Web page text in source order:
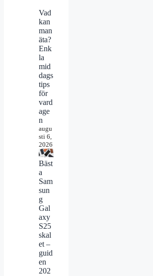
Vad
kan
man
äta?
Enk
la
mid
dags
tips
för
vard
age
n
augu
sti 6,
2026
Bäst
a
Sam
sun
g
Gal
axy
S25
skal
et –
guid
en
202